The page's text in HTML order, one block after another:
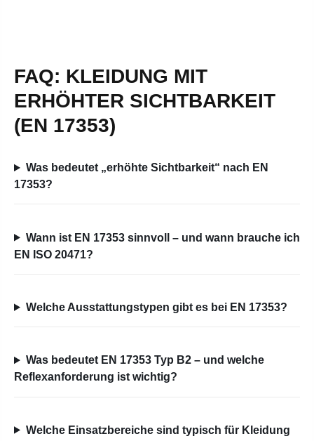
FAQ: KLEIDUNG MIT
ERHÖHTER SICHTBARKEIT
(EN 17353)
Was bedeutet „erhöhte Sichtbarkeit“ nach EN
17353?
Wann ist EN 17353 sinnvoll – und wann brauche ich
EN ISO 20471?
Welche Ausstattungstypen gibt es bei EN 17353?
Was bedeutet EN 17353 Typ B2 – und welche
Reflexanforderung ist wichtig?
Welche Einsatzbereiche sind typisch für Kleidung